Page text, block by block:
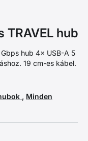
TRAVEL hub
hub 4× USB-A 5
19 cm-es kábel.
, Minden